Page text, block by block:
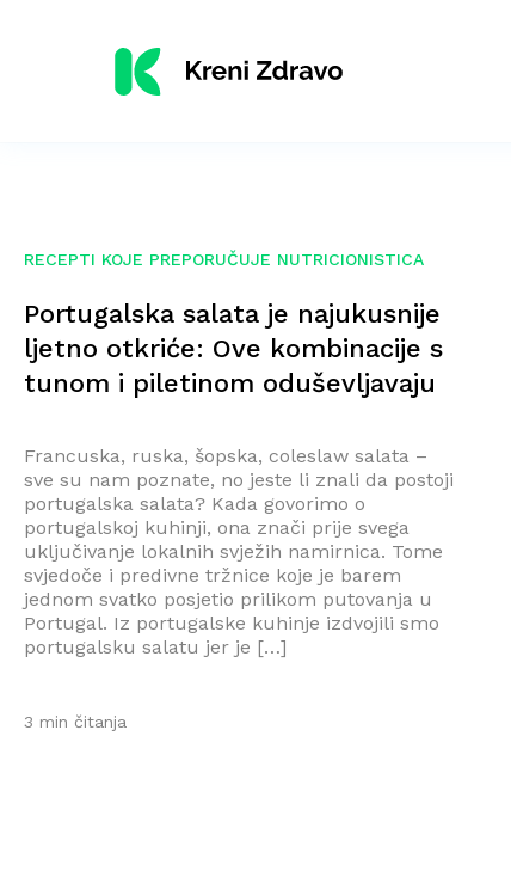
RECEPTI KOJE PREPORUČUJE NUTRICIONISTICA
Portugalska salata je najukusnije
ljetno otkriće: Ove kombinacije s
tunom i piletinom oduševljavaju
Francuska, ruska, šopska, coleslaw salata –
sve su nam poznate, no jeste li znali da postoji
portugalska salata? Kada govorimo o
portugalskoj kuhinji, ona znači prije svega
uključivanje lokalnih svježih namirnica. Tome
svjedoče i predivne tržnice koje je barem
jednom svatko posjetio prilikom putovanja u
Portugal. Iz portugalske kuhinje izdvojili smo
portugalsku salatu jer je […]
3 min čitanja